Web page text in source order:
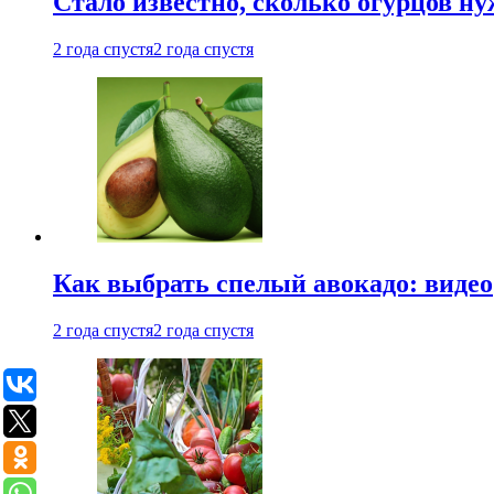
2 года спустя2 года спустя
Как выбрать спелый авокадо: видео
2 года спустя2 года спустя